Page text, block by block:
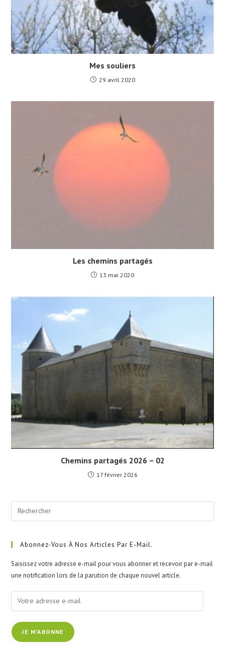
Mes souliers
29 avril 2020
Les chemins partagés
13 mai 2020
Chemins partagés 2026 – 02
17 février 2026
Abonnez-Vous À Nos Articles Par E-Mail.
Saisissez votre adresse e-mail pour vous abonner et recevoir par e-mail
une notification lors de la parution de chaque nouvel article.
Votre
adresse
e-
mailJE M'ABONNE